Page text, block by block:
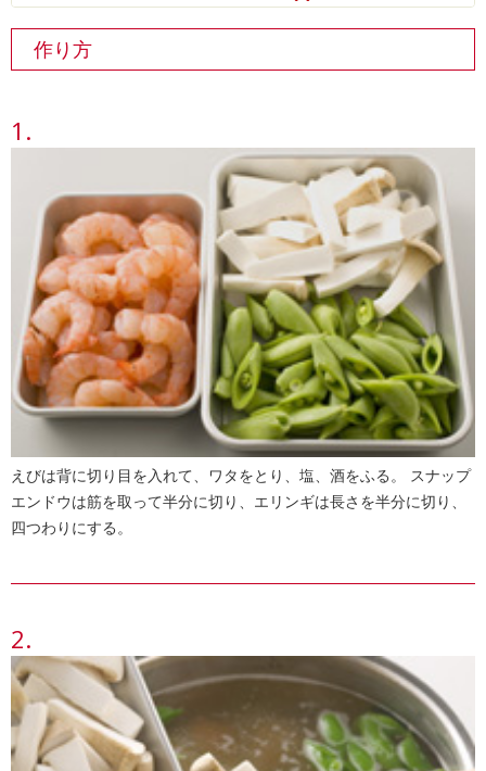
作り方
えびは背に切り目を入れて、ワタをとり、塩、酒をふる。 スナップ
エンドウは筋を取って半分に切り、エリンギは長さを半分に切り、
四つわりにする。